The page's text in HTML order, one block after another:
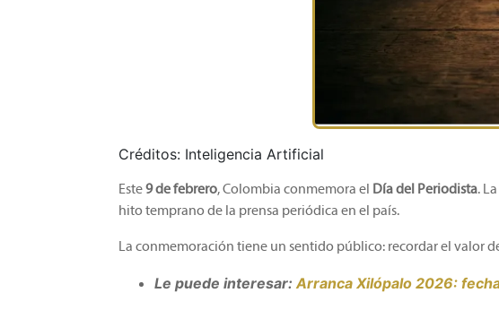
Créditos: Inteligencia Artificial
Este9 de febrero, Colombia conmemora el Día del Periodista.
hito temprano de la prensa periódica en el país.
La conmemoración tiene un sentido público: recordar el valor
Le puede interesar: Arranca Xilópalo 2026: